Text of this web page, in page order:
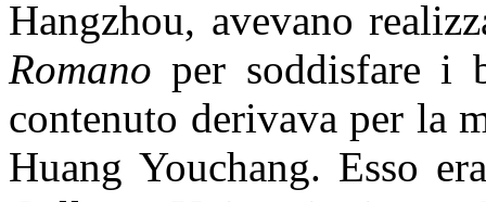
Hangzhou, avevano
Romano per soddisfare i
contenuto derivava per la
Huang Youchang. Esso